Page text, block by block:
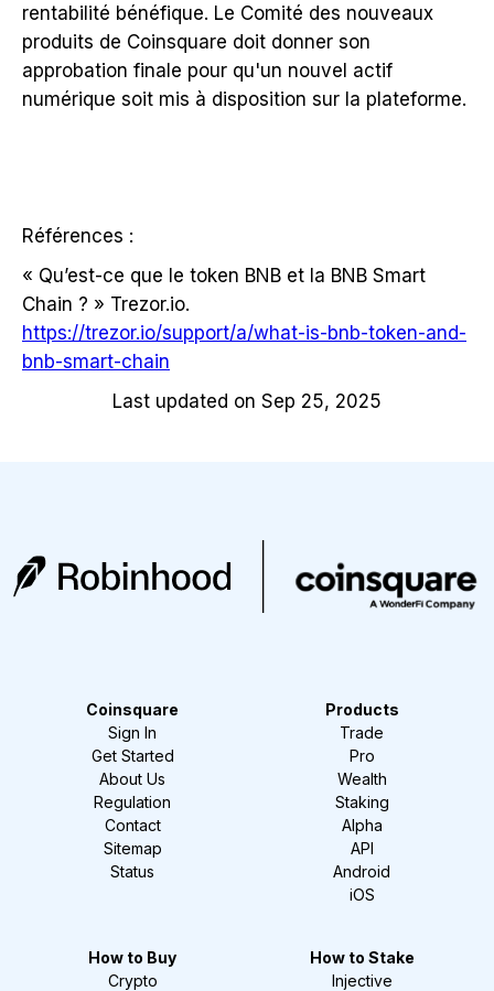
rentabilité bénéfique. Le Comité des nouveaux
produits de Coinsquare doit donner son
approbation finale pour qu'un nouvel actif
numérique soit mis à disposition sur la plateforme.
Références :
« Qu’est-ce que le token BNB et la BNB Smart
Chain ? » Trezor.io.
https://trezor.io/support/a/what-is-bnb-token-and-
bnb-smart-chain
Last updated on Sep 25, 2025
Coinsquare
Sign In
Get Started
About Us
Regulation
Contact
Sitemap
Status
Products
Trade
Pro
Wealth
Staking
Alpha
API
Android
iOS
How to Buy
Crypto
How to Stake
Injective